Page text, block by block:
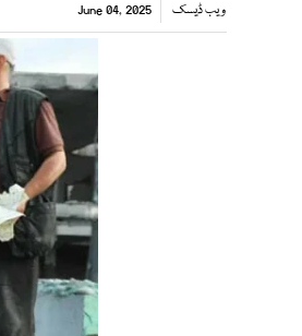
ویب ڈیسک June 04, 2025